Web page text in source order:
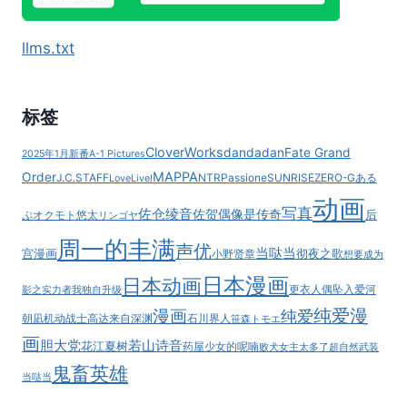
llms.txt
标签
2025年1月新番A-1 PicturesCloverWorksdandadanFate Grand
OrderJ.C.STAFFLoveLive!MAPPANTRPassioneSUNRISEZERO-Gある
ぷオクモト悠太リンゴヤ佐仓绫音佐贺偶像是传奇写真动画后
宫漫画周一的丰满声优小野贤章当哒当彻夜之歌想要成为
影之实力者我独自升级 日本动画日本漫画更衣人偶坠入爱河
朝凪机动战士高达来自深渊漫画石川界人笹森トモエ纯爱纯爱漫
画胆大党花江夏树若山诗音药屋少女的呢喃败犬女主太多了超自然武装
当哒当 鬼畜英雄